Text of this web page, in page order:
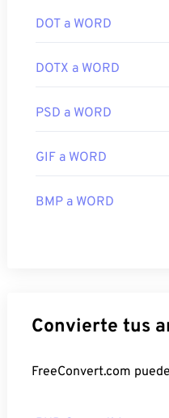
DOT a WORD
DOTX a WORD
PSD a WORD
GIF a WORD
BMP a WORD